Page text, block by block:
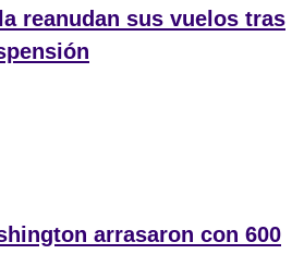
reanudan sus vuelos tras
arrasaron con 600